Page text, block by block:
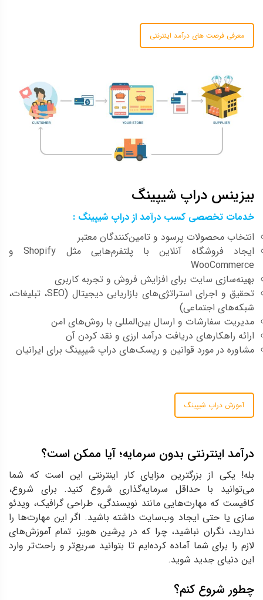
معرفی فرصت های درآمد اینترنتی
بیزینس دراپ شیپینگ
خدمات تخصصی کسب درآمد از دراپ شیپینگ :
انتخاب محصولات پرسود و تامین‌کنندگان معتبر
ایجاد فروشگاه آنلاین با پلتفرم‌هایی مثل Shopify و
WooCommerce
بهینه‌سازی سایت برای افزایش فروش و تجربه کاربری
تحقیق و اجرای استراتژی‌های بازاریابی دیجیتال (SEO، تبلیغات،
شبکه‌های اجتماعی)
مدیریت سفارشات و ارسال بین‌المللی با روش‌های امن
ارائه راهکارهای دریافت درآمد ارزی و نقد کردن آن
مشاوره در مورد قوانین و ریسک‌های دراپ شیپینگ برای ایرانیان
آموزش دراپ شیپینگ
درآمد اینترنتی بدون سرمایه؛ آیا ممکن است؟
بله! یکی از بزرگترین مزایای کار اینترنتی این است که شما
می‌توانید با حداقل سرمایه‌گذاری شروع کنید. برای شروع،
کافیست که مهارت‌هایی مانند نویسندگی، طراحی گرافیک، ویدئو
سازی یا حتی ایجاد وب‌سایت داشته باشید. اگر این مهارت‌ها را
ندارید، نگران نباشید، چرا که در پرشین هویز، تمام آموزش‌های
لازم را برای شما آماده کرده‌ایم تا بتوانید سریع‌تر و راحت‌تر وارد
این دنیای جدید شوید.
چطور شروع کنم؟